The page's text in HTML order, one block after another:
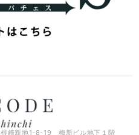
崎新地1-8-19 梅新ビル地下１階